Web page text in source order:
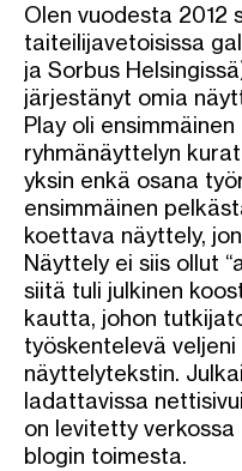
Olen vuodesta 2012
taiteilijavetoisissa
ja Sorbus
järjestänyt omia
Play oli
ryhmänäyttelyn
yksin enkä osana
ensimmäinen
koettava näyttely,
Näyttely ei siis ollut
siitä tuli julkinen
kautta, johon
työskentelevä
näyttelytekstin.
ladattavissa
on levitetty verkossa
blogin toimesta.